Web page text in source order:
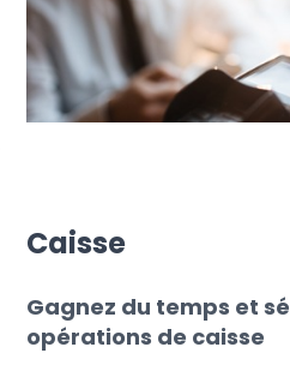
Caisse
Gagnez du temps et
opérations de caisse